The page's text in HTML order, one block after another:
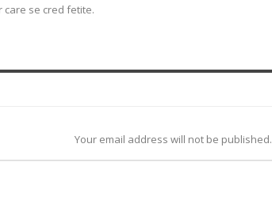
care se cred fetite.
Your email address will not be published.